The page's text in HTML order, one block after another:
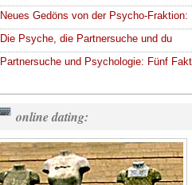
Neues Gedöns von der Psycho-
Die Psyche, die Partnersuche und du
Partnersuche und Psychologie: Fünf
online dating: